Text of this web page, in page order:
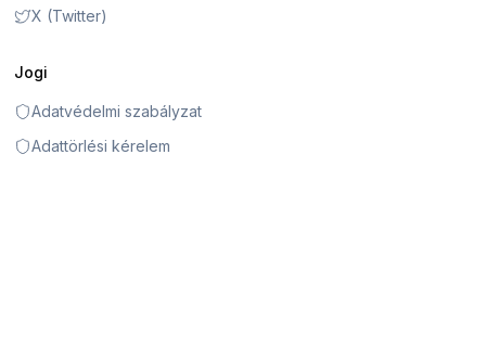
X (Twitter)
Jogi
Adatvédelmi szabályzat
Adattörlési kérelem